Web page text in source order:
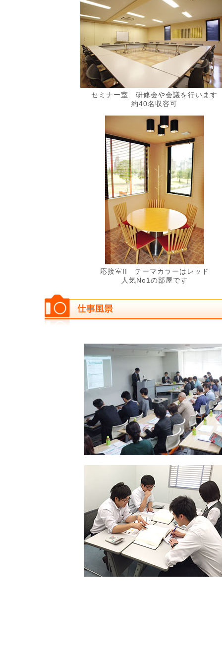
セミナー室 研修会や会議を行います
約40名収容可
応接室II テーマカラーはレッド
人気No1の部屋です